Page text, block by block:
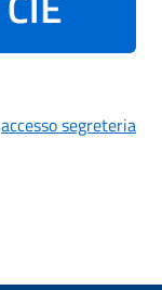
accesso segreteria